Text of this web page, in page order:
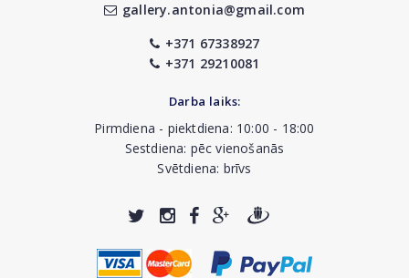
gallery.antonia@gmail.com
+371 67338927
+371 29210081
Darba laiks:
Pirmdiena - piektdiena: 10:00 - 18:00
Sestdiena: pēc vienošanās
Svētdiena: brīvs